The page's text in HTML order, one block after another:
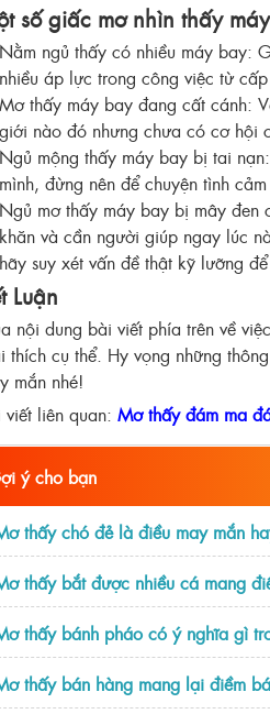
số giấc mơ nhìn thấy
Nằm ngủ thấy có nhiều máy bay:
nhiều áp lực trong công việc từ
Mơ thấy máy bay đang cất cánh:
giới nào đó nhưng chưa có cơ hội
Ngủ mộng thấy máy bay bị tai
mình, đừng nên để chuyện tình
Ngủ mơ thấy máy bay bị mây đen
khăn và cần người giúp ngay lúc
hãy suy xét vấn đề thật kỹ lưỡng
Luận
nội dung bài viết phía trên về việc
thích cụ thể. Hy vọng những
mắn nhé!
viết liên quan: Mơ thấy đám ma
ý cho bạn
thấy chó đẻ là điều may mắn
thấy bắt được nhiều cá mang
thấy bánh pháo có ý nghĩa gì
thấy bán hàng mang lại điềm